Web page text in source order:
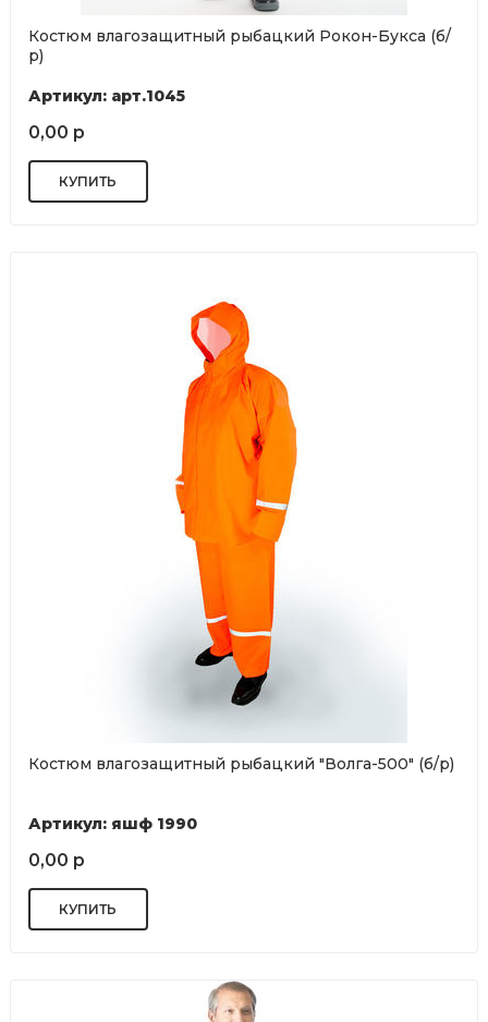
Костюм влагозащитный рыбацкий Рокон-Букса (б/
р)
Артикул: арт.1045
0,00 р
Костюм влагозащитный рыбацкий "Волга-500" (б/р)
Артикул: яшф 1990
0,00 р